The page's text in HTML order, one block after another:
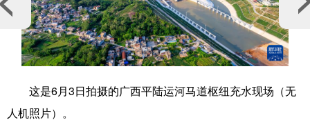
学习进行时 高层 时政 人事
国际 财经 网评 港澳
台湾 思客智库 全球连线 教育
科技 科普 体育 文化
这是6月3日拍摄的广西平陆运河马道枢纽充水现场（无
人机照片）。